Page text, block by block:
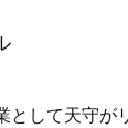
として天守が